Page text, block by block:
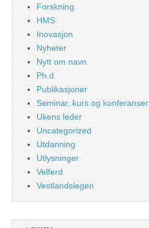
Forskning
HMS
Inovasjon
Nyheter
Nytt om navn
Ph.d
Publikasjoner
Seminar, kurs og konferanser
Ukens leder
Uncategorized
Utdanning
Utlysninger
Velferd
Vestlandslegen